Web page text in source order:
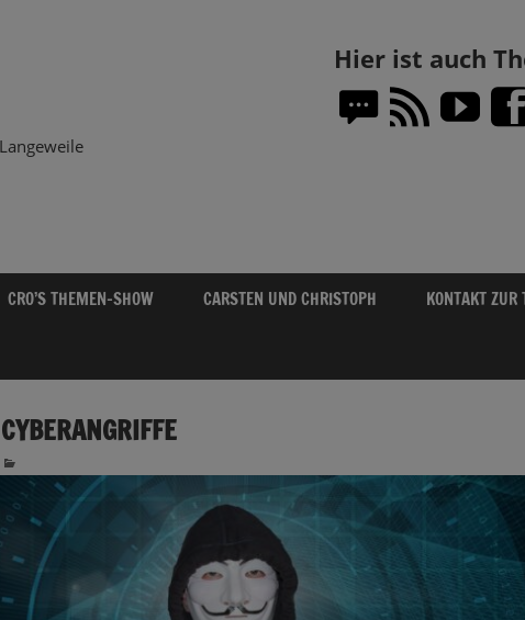
Hier ist auch
CRO’S THEMEN-SHOW CARSTEN UND CHRISTOPH KONTAKT